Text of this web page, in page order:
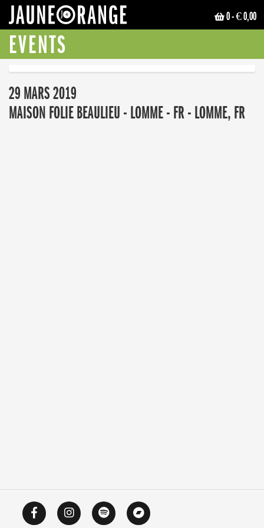
0- € 0,00
EVENTS
29 MARS 2019
MAISON FOLIE BEAULIEU - LOMME - FR - LOMME, FR